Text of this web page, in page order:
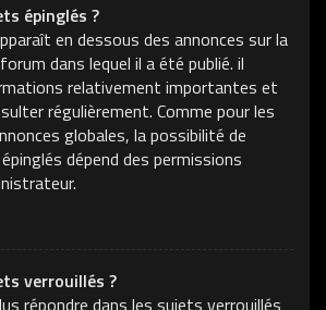
épinglés ?
en dessous des annonces sur la
dans lequel il a été publié. il
relativement importantes et
régulièrement. Comme pour les
globales, la possibilité de
dépend des permissions
verrouillés ?
répondre dans les sujets verrouillés